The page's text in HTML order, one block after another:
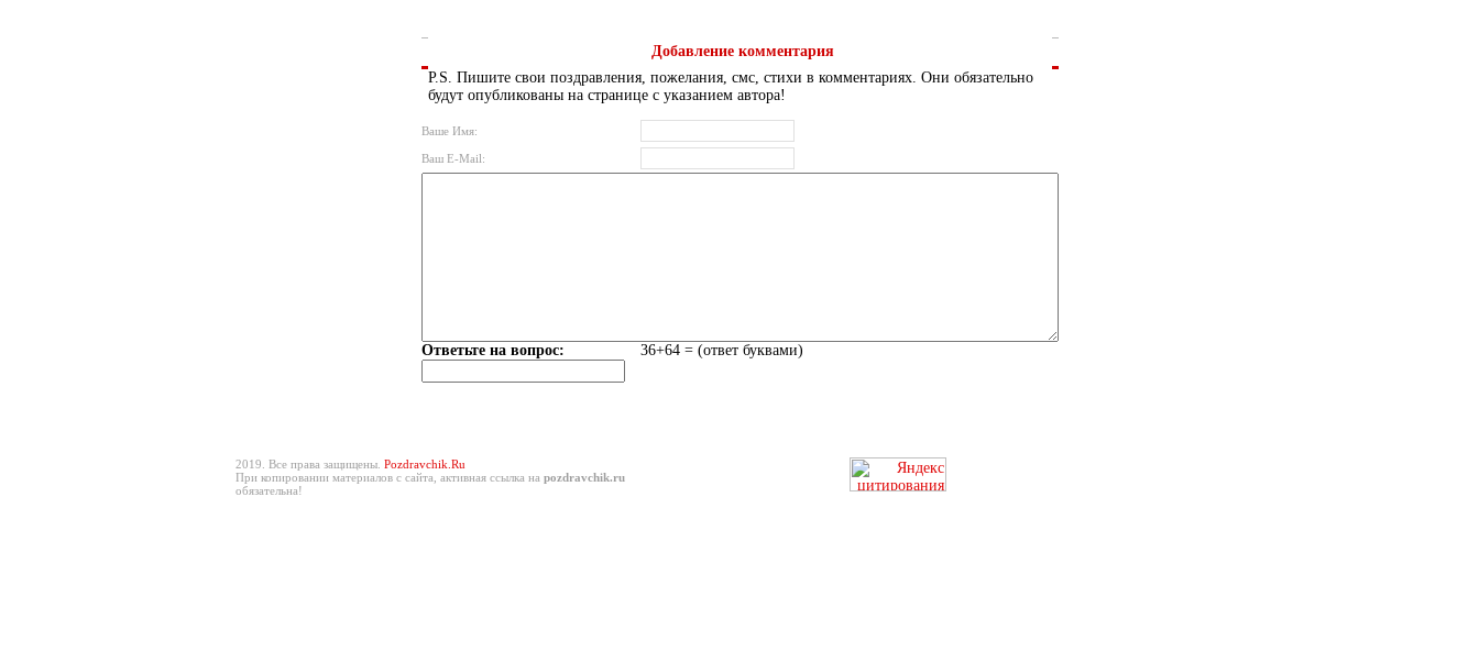
Добавление комментария
P.S. Пишите свои поздравления, пожелания, смс, стихи в комментариях. Они обязательно
будут опубликованы на странице с указанием автора!
Ваше Имя:
Ваш E-Mail:
Ответьте на вопрос: 36+64 = (ответ буквами)
2019. Все права защищены. Pozdravchik.Ru
При копировании материалов с сайта, активная ссылка на pozdravchik.ru
обязательна!